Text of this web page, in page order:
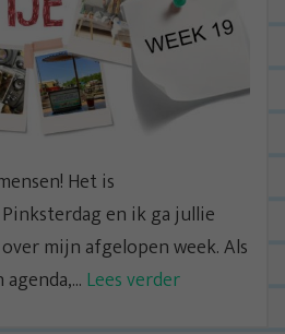
Het is
en ik ga jullie
mijn afgelopen week. Als
Lees verder